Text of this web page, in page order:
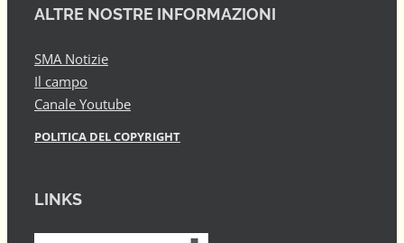
ALTRE NOSTRE INFORMAZIONI
SMA Notizie
Il campo
Canale Youtube
POLITICA DEL COPYRIGHT
LINKS